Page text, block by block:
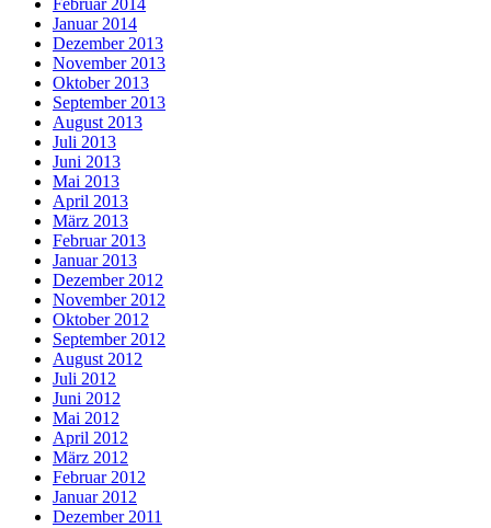
Februar 2014
Januar 2014
Dezember 2013
November 2013
Oktober 2013
September 2013
August 2013
Juli 2013
Juni 2013
Mai 2013
April 2013
März 2013
Februar 2013
Januar 2013
Dezember 2012
November 2012
Oktober 2012
September 2012
August 2012
Juli 2012
Juni 2012
Mai 2012
April 2012
März 2012
Februar 2012
Januar 2012
Dezember 2011